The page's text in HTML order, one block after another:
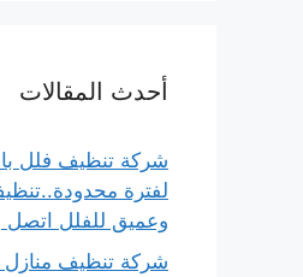
أحدث المقالات
لفترة
وعميق للفلل اتصل
شركة تنظيف منازل